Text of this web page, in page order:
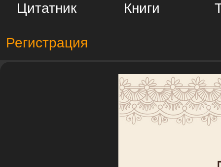
Цитатник Книги
Регистрация